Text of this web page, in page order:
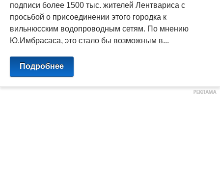
подписи более 1500 тыс. жителей Лентвариса с
просьбой о присоединении этого городка к
вильнюсским водопроводным сетям. По мнению
Ю.Имбрасаса, это стало бы возможным в...
Подробнее